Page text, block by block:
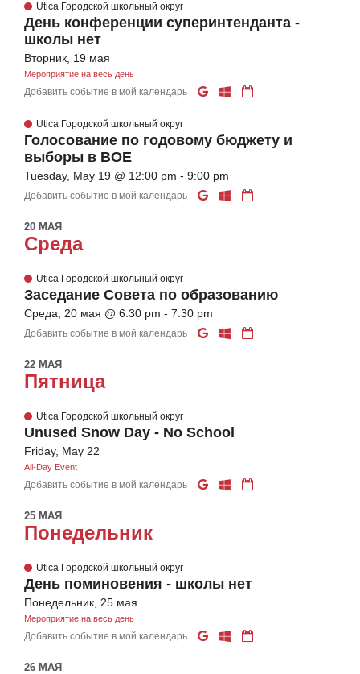
Utica Городской школьный округ
День конференции суперинтенданта -
школы нет
Вторник, 19 мая
Мероприятие на весь день
Добавить событие в мой календарь
Utica Городской школьный округ
Голосование по годовому бюджету и
выборы в BOE
Tuesday, May 19 @ 12:00 pm - 9:00 pm
Добавить событие в мой календарь
20 МАЯ
Среда
Utica Городской школьный округ
Заседание Совета по образованию
Среда, 20 мая @ 6:30 pm - 7:30 pm
Добавить событие в мой календарь
22 МАЯ
Пятница
Utica Городской школьный округ
Unused Snow Day - No School
Friday, May 22
All-Day Event
Добавить событие в мой календарь
25 МАЯ
Понедельник
Utica Городской школьный округ
День поминовения - школы нет
Понедельник, 25 мая
Мероприятие на весь день
Добавить событие в мой календарь
26 МАЯ